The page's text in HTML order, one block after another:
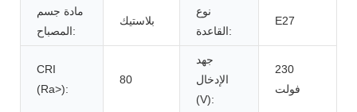
مادة جسم
المصباح:
بلاستيك
نوع
القاعدة:
E27
CRI
(Ra>):
80
جهد
الإدخال
(V):
230
فولت